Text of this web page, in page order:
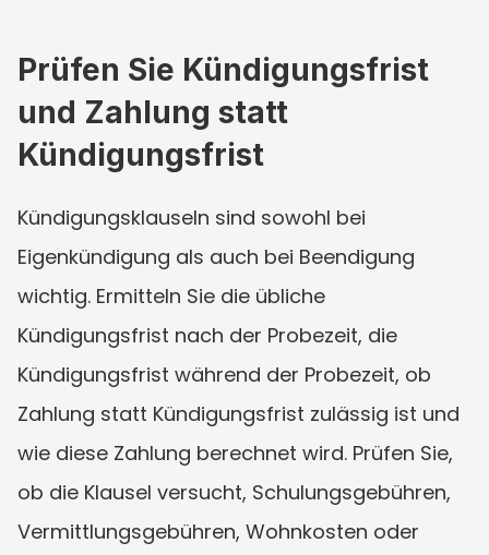
Prüfen Sie Kündigungsfrist
und Zahlung statt
Kündigungsfrist
Kündigungsklauseln sind sowohl bei
Eigenkündigung als auch bei Beendigung
wichtig. Ermitteln Sie die übliche
Kündigungsfrist nach der Probezeit, die
Kündigungsfrist während der Probezeit, ob
Zahlung statt Kündigungsfrist zulässig ist und
wie diese Zahlung berechnet wird. Prüfen Sie,
ob die Klausel versucht, Schulungsgebühren,
Vermittlungsgebühren, Wohnkosten oder